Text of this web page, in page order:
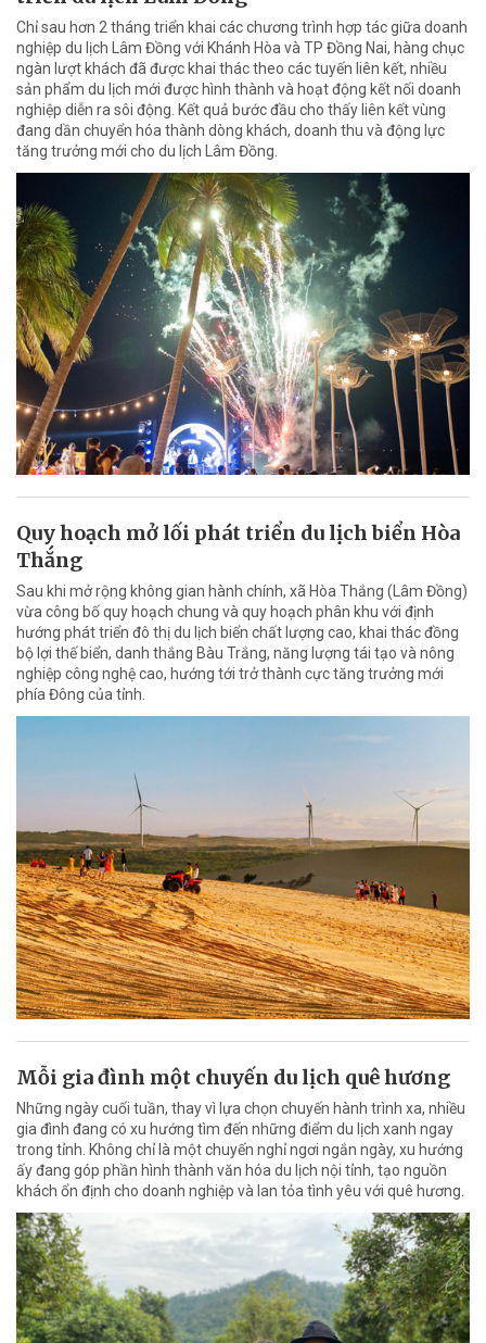
Chỉ sau hơn 2 tháng triển khai các chương trình hợp tác giữa doanh
nghiệp du lịch Lâm Đồng với Khánh Hòa và TP Đồng Nai, hàng chục
ngàn lượt khách đã được khai thác theo các tuyến liên kết, nhiều
sản phẩm du lịch mới được hình thành và hoạt động kết nối doanh
nghiệp diễn ra sôi động. Kết quả bước đầu cho thấy liên kết vùng
đang dần chuyển hóa thành dòng khách, doanh thu và động lực
tăng trưởng mới cho du lịch Lâm Đồng.
Quy hoạch mở lối phát triển du lịch biển Hòa
Thắng
Sau khi mở rộng không gian hành chính, xã Hòa Thắng (Lâm Đồng)
vừa công bố quy hoạch chung và quy hoạch phân khu với định
hướng phát triển đô thị du lịch biển chất lượng cao, khai thác đồng
bộ lợi thế biển, danh thắng Bàu Trắng, năng lượng tái tạo và nông
nghiệp công nghệ cao, hướng tới trở thành cực tăng trưởng mới
phía Đông của tỉnh.
Mỗi gia đình một chuyến du lịch quê hương
Những ngày cuối tuần, thay vì lựa chọn chuyến hành trình xa, nhiều
gia đình đang có xu hướng tìm đến những điểm du lịch xanh ngay
trong tỉnh. Không chỉ là một chuyến nghỉ ngơi ngắn ngày, xu hướng
ấy đang góp phần hình thành văn hóa du lịch nội tỉnh, tạo nguồn
khách ổn định cho doanh nghiệp và lan tỏa tình yêu với quê hương.